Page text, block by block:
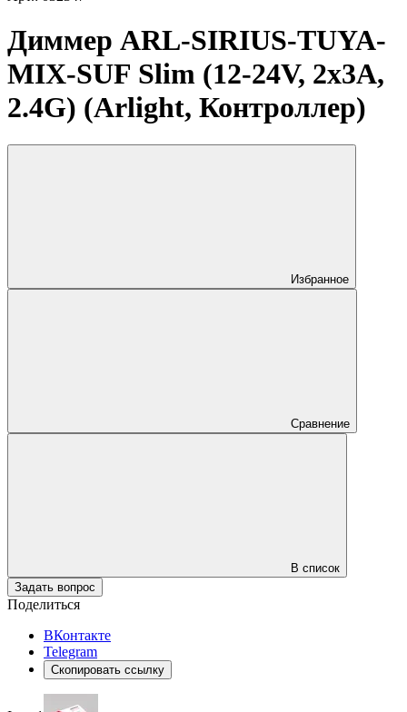
Диммер ARL-SIRIUS-TUYA-
MIX-SUF Slim (12-24V, 2x3A,
2.4G) (Arlight, Контроллер)
Избранное
Сравнение
В список
Задать вопрос
Поделиться
ВКонтакте
Telegram
Скопировать ссылку